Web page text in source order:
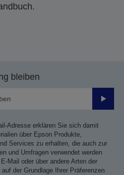
bleiben
Adresse erklären Sie sich damit
über Epson Produkte,
Services zu erhalten, die auch zur
und Umfragen verwendet werden
Mail oder über andere Arten der
der Grundlage Ihrer Präferenzen